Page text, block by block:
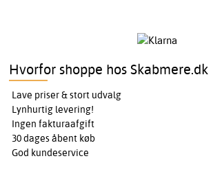
Hvorfor shoppe hos Skabmere.dk
Lave priser & stort udvalg
Lynhurtig levering!
Ingen fakturaafgift
30 dages åbent køb
God kundeservice